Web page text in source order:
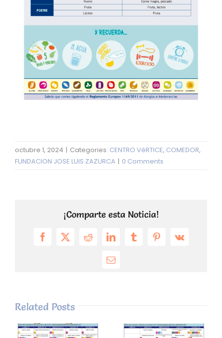
octubre 1, 2024 | Categories: CENTRO VéRTICE, COMEDOR,
FUNDACION JOSE LUIS ZAZURCA | 0 Comments
¡Comparte esta Noticia!
Facebook
X RedditLinkedInTumblrPinterest
Vk
Email
Related Posts